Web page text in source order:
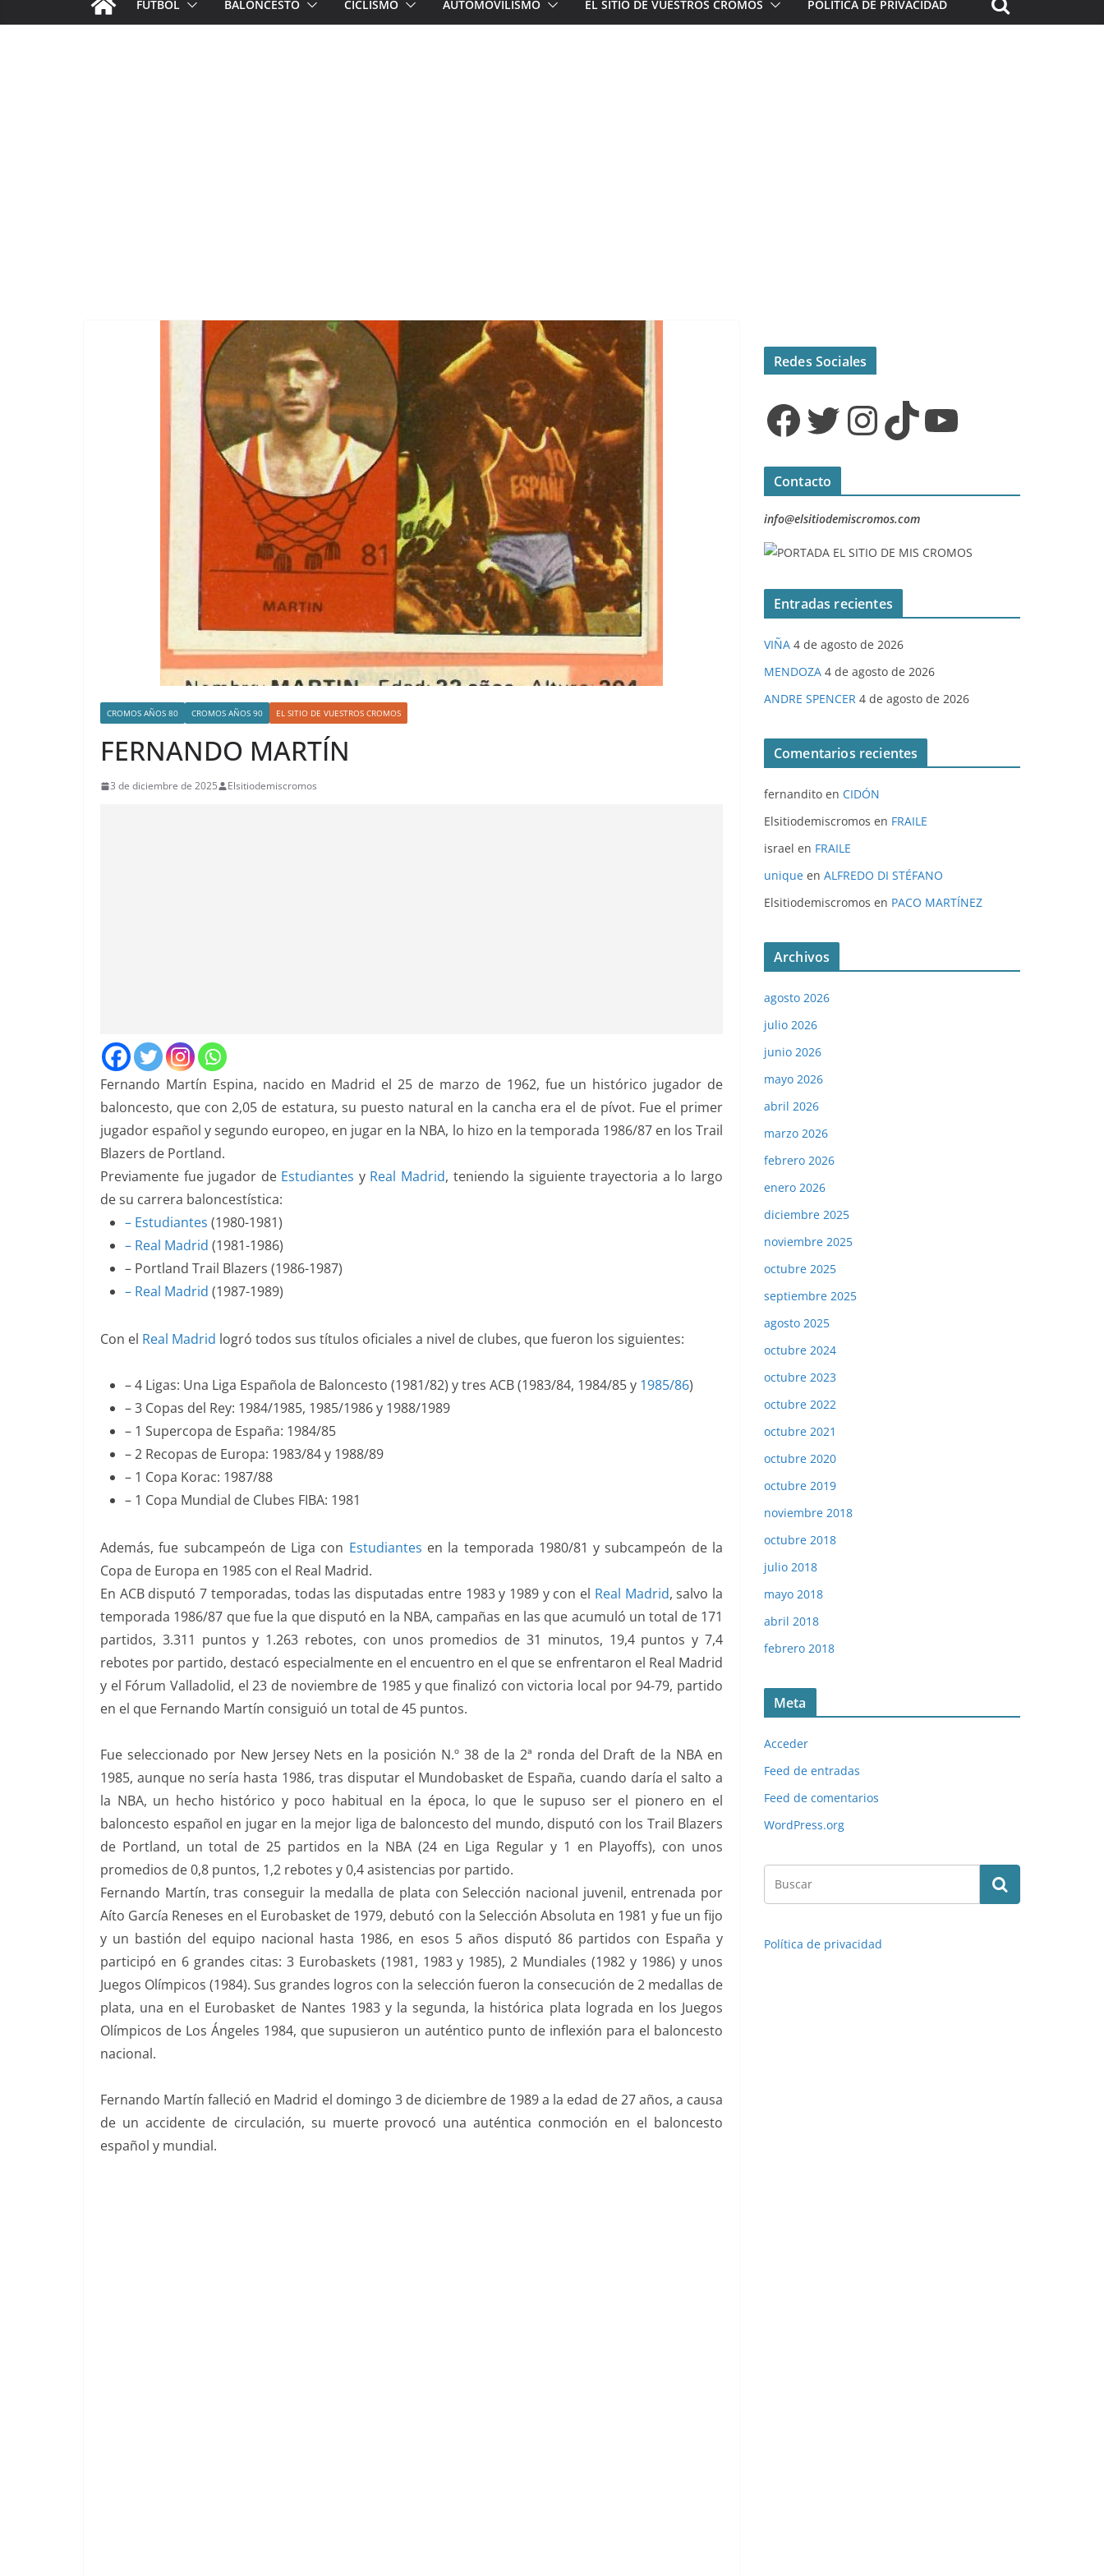
FÚTBOL BALONCESTO CICLISMO AUTOMOVILISMO EL SITIO DE VUESTROS CROMOS POLÍTICA DE PRIVACIDAD
CROMOS AÑOS 80 CROMOS AÑOS 90 EL SITIO DE VUESTROS CROMOS
FERNANDO MARTÍN
3 de diciembre de 2025 Elsitiodemiscromos
Fernando Martín Espina, nacido en Madrid el 25 de marzo de 1962, fue un histórico jugador de
baloncesto, que con 2,05 de estatura, su puesto natural en la cancha era el de pívot. Fue el primer
jugador español y segundo europeo, en jugar en la NBA, lo hizo en la temporada 1986/87 en los Trail
Blazers de Portland.
Previamente fue jugador de Estudiantes y Real Madrid, teniendo la siguiente trayectoria a lo largo
de su carrera baloncestística:
– Estudiantes (1980-1981)
– Real Madrid (1981-1986)
– Portland Trail Blazers (1986-1987)
– Real Madrid (1987-1989)
Con el Real Madrid logró todos sus títulos oficiales a nivel de clubes, que fueron los siguientes:
– 4 Ligas: Una Liga Española de Baloncesto (1981/82) y tres ACB (1983/84, 1984/85 y 1985/86)
– 3 Copas del Rey: 1984/1985, 1985/1986 y 1988/1989
– 1 Supercopa de España: 1984/85
– 2 Recopas de Europa: 1983/84 y 1988/89
– 1 Copa Korac: 1987/88
– 1 Copa Mundial de Clubes FIBA: 1981
Además, fue subcampeón de Liga con Estudiantes en la temporada 1980/81 y subcampeón de la
Copa de Europa en 1985 con el Real Madrid.
En ACB disputó 7 temporadas, todas las disputadas entre 1983 y 1989 y con el Real Madrid, salvo la
temporada 1986/87 que fue la que disputó en la NBA, campañas en las que acumuló un total de 171
partidos, 3.311 puntos y 1.263 rebotes, con unos promedios de 31 minutos, 19,4 puntos y 7,4
rebotes por partido, destacó especialmente en el encuentro en el que se enfrentaron el Real Madrid
y el Fórum Valladolid, el 23 de noviembre de 1985 y que finalizó con victoria local por 94-79, partido
en el que Fernando Martín consiguió un total de 45 puntos.
Fue seleccionado por New Jersey Nets en la posición N.º 38 de la 2ª ronda del Draft de la NBA en
1985, aunque no sería hasta 1986, tras disputar el Mundobasket de España, cuando daría el salto a
la NBA, un hecho histórico y poco habitual en la época, lo que le supuso ser el pionero en el
baloncesto español en jugar en la mejor liga de baloncesto del mundo, disputó con los Trail Blazers
de Portland, un total de 25 partidos en la NBA (24 en Liga Regular y 1 en Playoffs), con unos
promedios de 0,8 puntos, 1,2 rebotes y 0,4 asistencias por partido.
Fernando Martín, tras conseguir la medalla de plata con Selección nacional juvenil, entrenada por
Aíto García Reneses en el Eurobasket de 1979, debutó con la Selección Absoluta en 1981 y fue un fijo
y un bastión del equipo nacional hasta 1986, en esos 5 años disputó 86 partidos con España y
participó en 6 grandes citas: 3 Eurobaskets (1981, 1983 y 1985), 2 Mundiales (1982 y 1986) y unos
Juegos Olímpicos (1984). Sus grandes logros con la selección fueron la consecución de 2 medallas de
plata, una en el Eurobasket de Nantes 1983 y la segunda, la histórica plata lograda en los Juegos
Olímpicos de Los Ángeles 1984, que supusieron un auténtico punto de inflexión para el baloncesto
nacional.
Fernando Martín falleció en Madrid el domingo 3 de diciembre de 1989 a la edad de 27 años, a causa
de un accidente de circulación, su muerte provocó una auténtica conmoción en el baloncesto
español y mundial.
Redes Sociales
Facebook Twitter InstagramTikTok YouTube
Contacto
info@elsitiodemiscromos.com
Entradas recientes
VIÑA 4 de agosto de 2026
MENDOZA 4 de agosto de 2026
ANDRE SPENCER 4 de agosto de 2026
Comentarios recientes
fernandito en CIDÓN
Elsitiodemiscromos en FRAILE
israel en FRAILE
unique en ALFREDO DI STÉFANO
Elsitiodemiscromos en PACO MARTÍNEZ
Archivos
agosto 2026
julio 2026
junio 2026
mayo 2026
abril 2026
marzo 2026
febrero 2026
enero 2026
diciembre 2025
noviembre 2025
octubre 2025
septiembre 2025
agosto 2025
octubre 2024
octubre 2023
octubre 2022
octubre 2021
octubre 2020
octubre 2019
noviembre 2018
octubre 2018
julio 2018
mayo 2018
abril 2018
febrero 2018
Meta
Acceder
Feed de entradas
Feed de comentarios
WordPress.org
Política de privacidad